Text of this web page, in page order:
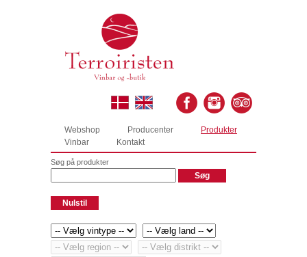
Webshop Producenter
Produkter
Vinbar
Kontakt
Søg på produkter